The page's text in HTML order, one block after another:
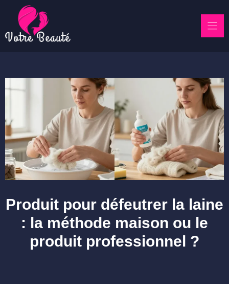
content
Produit pour défeutrer la laine
: la méthode maison ou le
produit professionnel ?